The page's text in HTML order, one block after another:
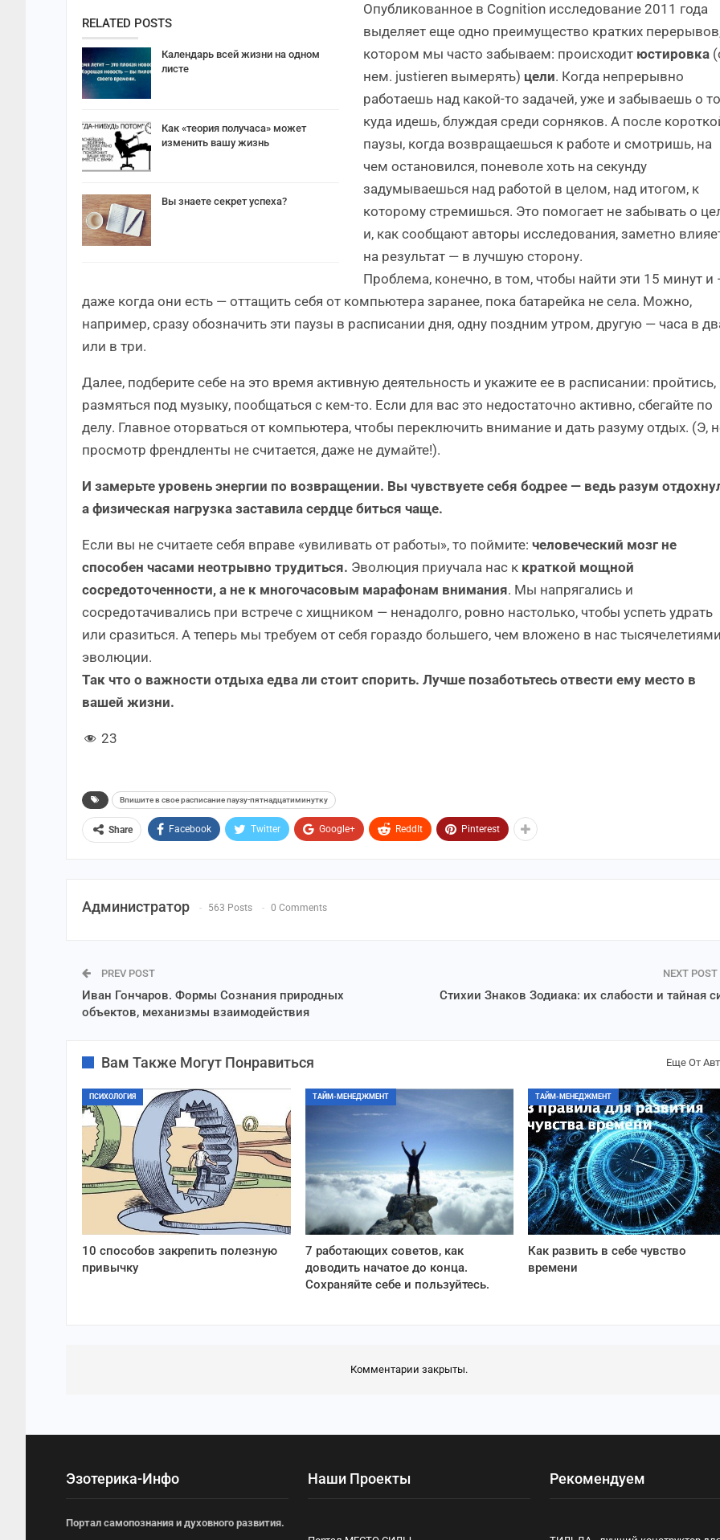
RELATED POSTS
Календарь всей жизни на одном
листе
Как «теория получаса» может
изменить вашу жизнь
Вы знаете секрет успеха?
Опубликованное в Cognition исследование 2011 года
выделяет еще одно преимущество кратких
котором мы часто забываем: происходит юстировка
нем. justieren вымерять) цели. Когда непрерывно
работаешь над какой-то задачей, уже и забываешь о
куда идешь, блуждая среди сорняков. А после
паузы, когда возвращаешься к работе и смотришь, на
чем остановился, поневоле хоть на секунду
задумываешься над работой в целом, над итогом, к
которому стремишься. Это помогает не забывать о
и, как сообщают авторы исследования, заметно
на результат — в лучшую сторону.
Проблема, конечно, в том, чтобы найти эти 15 минут и
даже когда они есть — оттащить себя от компьютера заранее, пока батарейка не села. Можно,
например, сразу обозначить эти паузы в расписании дня, одну поздним утром, другую — часа в
или в три.
Далее, подберите себе на это время активную деятельность и укажите ее в расписании: пройтись,
размяться под музыку, пообщаться с кем-то. Если для вас это недостаточно активно, сбегайте по
делу. Главное оторваться от компьютера, чтобы переключить внимание и дать разуму отдых. (Э,
просмотр френдленты не считается, даже не думайте!).
И замерьте уровень энергии по возвращении. Вы чувствуете себя бодрее — ведь разум
а физическая нагрузка заставила сердце биться чаще.
Если вы не считаете себя вправе «увиливать от работы», то поймите: человеческий мозг не
способен часами неотрывно трудиться. Эволюция приучала нас к краткой мощной
сосредоточенности, а не к многочасовым марафонам внимания. Мы напрягались и
сосредотачивались при встрече с хищником — ненадолго, ровно настолько, чтобы успеть удрать
или сразиться. А теперь мы требуем от себя гораздо большего, чем вложено в нас
эволюции.
Так что о важности отдыха едва ли стоит спорить. Лучше позаботьтесь отвести ему место в
вашей жизни.
23
Впишите в свое расписание паузу-пятнадцатиминутку
Share Facebook Twitter Google+ ReddIt Pinterest
Администратор 563 Posts 0 Comments
PREV POST
Иван Гончаров. Формы Сознания природных
объектов, механизмы взаимодействия
NEXT POST
Стихии Знаков Зодиака: их слабости и тайная
Вам Также Могут Понравиться Еще От
ПСИХОЛОГИЯ
10 способов закрепить полезную
привычку
ТАЙМ-МЕНЕДЖМЕНТ
7 работающих советов, как
доводить начатое до конца.
Сохраняйте себе и пользуйтесь.
ТАЙМ-МЕНЕДЖМЕНТ
Как развить в себе чувство
времени
Комментарии закрыты.
Эзотерика-Инфо
Портал самопознания и духовного развития.
Наши Проекты Рекомендуем